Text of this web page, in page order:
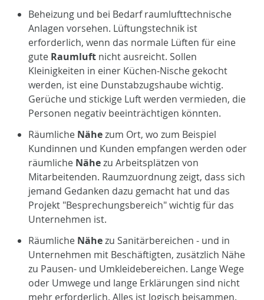
Beheizung und bei Bedarf raumlufttechnische
Anlagen vorsehen. Lüftungstechnik ist
erforderlich, wenn das normale Lüften für eine
gute Raumluft nicht ausreicht. Sollen
Kleinigkeiten in einer Küchen-Nische gekocht
werden, ist eine Dunstabzugshaube wichtig.
Gerüche und stickige Luft werden vermieden, die
Personen negativ beeinträchtigen könnten.
Räumliche Nähezum Ort, wo zum Beispiel
Kundinnen und Kunden empfangen werden oder
räumliche Nähezu Arbeitsplätzen von
Mitarbeitenden. Raumzuordnung zeigt, dass sich
jemand Gedanken dazu gemacht hat und das
Projekt "Besprechungsbereich" wichtig für das
Unternehmen ist.
Räumliche Nähezu Sanitärbereichen - und in
Unternehmen mit Beschäftigten, zusätzlich Nähe
zu Pausen- und Umkleidebereichen. Lange Wege
oder Umwege und lange Erklärungen sind nicht
mehr erforderlich. Alles ist logisch beisammen.